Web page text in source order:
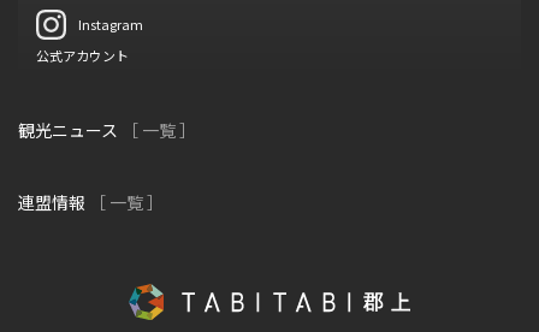
Instagram
公式アカウント
観光ニュース ［ 一覧 ］
連盟情報 ［ 一覧 ］